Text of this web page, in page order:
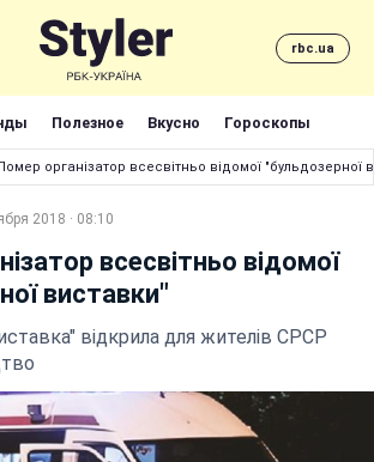
rbc.ua
Полезное Вкусно Гороскопы
організатор всесвітньо відомої "бульдозерної
2018 · 08:10
всесвітньо відомої
виставки"
відкрила для жителів СРСР